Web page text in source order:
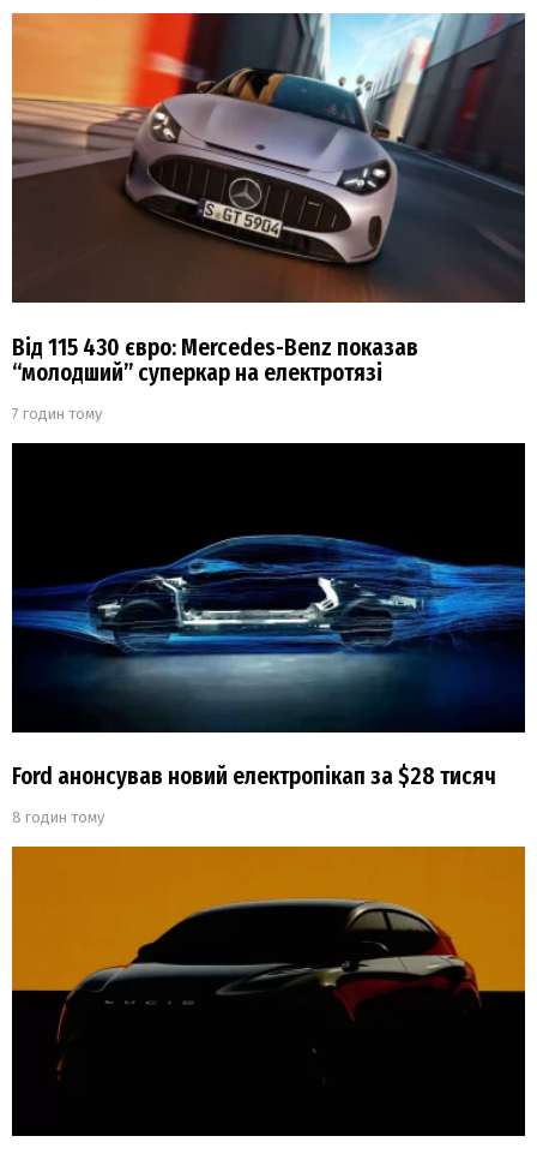
Від 115 430 євро: Mercedes-Benz показав
“молодший” суперкар на електротязі
7 годин тому
Ford анонсував новий електропікап за $28 тисяч
8 годин тому